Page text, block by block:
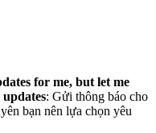
for me, but let me
: Gửi thông báo cho
bạn nên lựa chọn yêu